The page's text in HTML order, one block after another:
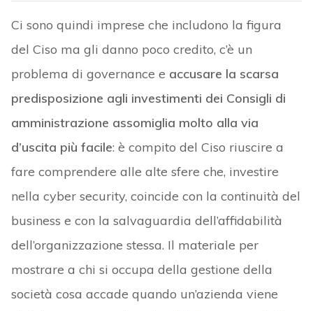
Ci sono quindi imprese che includono la figura
del Ciso ma gli danno poco credito, c’è un
problema di governance e accusare la scarsa
predisposizione agli investimenti dei Consigli di
amministrazione assomiglia molto alla via
d’uscita più facile: è compito del Ciso riuscire a
fare comprendere alle alte sfere che, investire
nella cyber security, coincide con la continuità del
business e con la salvaguardia dell’affidabilità
dell’organizzazione stessa. Il materiale per
mostrare a chi si occupa della gestione della
società cosa accade quando un’azienda viene